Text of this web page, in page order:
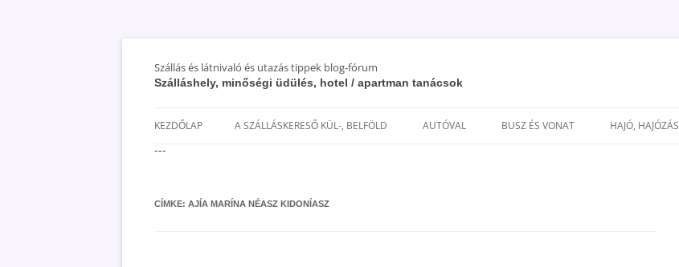
Szállás és látnivaló és utazás tippek blog-fórum
Szálláshely, minőségi üdülés, hotel / apartman tanácsok
a
KEZDŐLAP A SZÁLLÁSKERESŐ KÜL-, BELFÖLD AUTÓVAL BUSZ ÉS VONAT HAJÓ, HAJÓZÁS
---
CÍMKE: AJÍA MARÍNA NÉASZ KIDONÍASZ